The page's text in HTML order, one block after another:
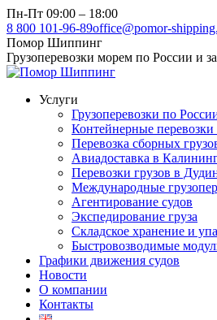
Перейти
к
содержанию
Пн-Пт 09:00 – 18:00
8 800 101-96-89office@pomor-
Помор Шиппинг
Грузоперевозки морем по России и
Услуги
Грузоперевозки по
Контейнерные
Перевозка сборных
Авиадоставка в
Перевозки грузов в
Международные
Агентирование судов
Экспедирование груза
Складское хранение и
Быстровозводимые
Графики движения судов
Новости
О компании
Контакты